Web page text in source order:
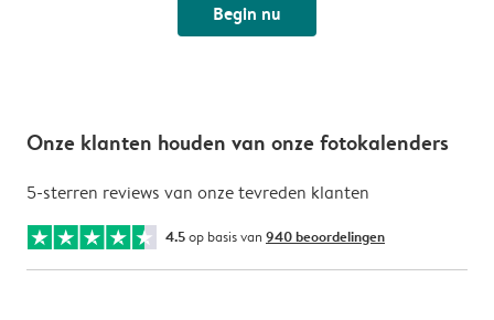
Begin nu
Onze klanten houden van onze fotokalenders
5-sterren reviews van onze tevreden klanten
4.5op basis van 940 beoordelingen